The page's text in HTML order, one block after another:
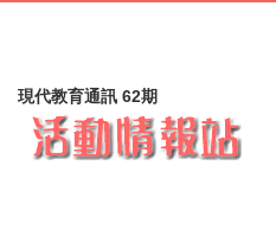
現代教育通訊 62期